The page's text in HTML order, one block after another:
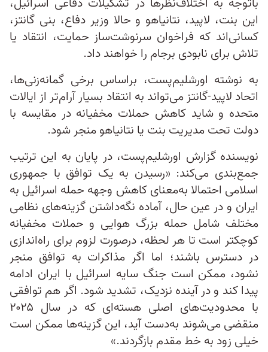
این بنت، لاپید، نتانیاهو و حالا وزیر دفاع، بنی گانتز،
کسانی‌اند که فراخوان سرنوشت‌ساز حمایت، انتقاد یا
تلاش برای نابودی برجام را خواهند داد.
به نوشته اورشلیم‌پست، براساس برخی گمانه‌زنی‌ها،
اتحاد لاپید-گانتز می‌تواند به انتقاد بسیار آرام‌تر از ایالات
متحده و شاید کاهش حملات مخفیانه در مقایسه با
دولت تحت مدیریت بنت یا نتانیاهو منجر شود.
نویسنده گزارش اورشلیم‌پست، در پایان به این ترتیب
جمع‌بندی می‌کند: «رسیدن به یک توافق با جمهوری
اسلامی احتمالا به‌معنای کاهش وجهه حمله اسرائیل به
ایران و در عین حال، آماده نگه‌داشتن گزینه‌های نظامی
مختلف شامل حمله بزرگ هوایی و حملات مخفیانه
کوچکتر است تا هر لحظه، درصورت لزوم برای راه‌اندازی
در دسترس باشند؛ اما اگر مذاکرات به توافق منجر
نشود، ممکن است جنگ سایه اسرائیل با ایران ادامه
پیدا کند و در آینده نزدیک، تشدید شود. اگر هم توافقی
با محدودیت‌های اصلی هسته‌ای که در سال ۲۰۲۵
منقضی می‌شوند به‌دست آید، این گزینه‌ها ممکن است
خیلی زود به خط مقدم بازگردند.»